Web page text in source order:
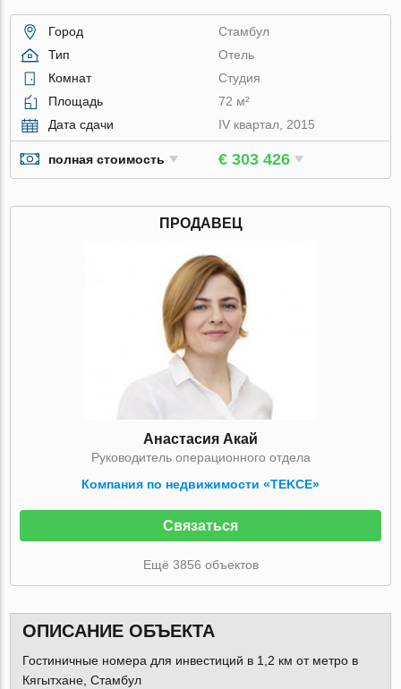
Город
Стамбул
Тип
Отель
Комнат
Студия
Площадь
72 м²
Дата сдачи
IV квартал, 2015
полная стоимость € 303 426
ПРОДАВЕЦ
Анастасия Акай
Руководитель операционного отдела
Компания по недвижимости «TEKCE»
Связаться
Ещё 3856 объектов
ОПИСАНИЕ ОБЪЕКТА
Гостиничные номера для инвестиций в 1,2 км от метро в
Кягытхане, Стамбул